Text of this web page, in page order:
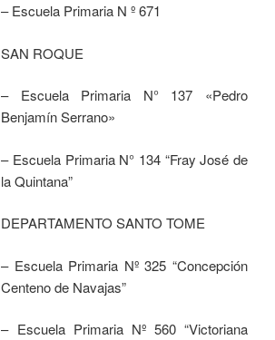
– Escuela Primaria N º 671
SAN ROQUE
– Escuela Primaria N° 137 «Pedro
Benjamín Serrano»
– Escuela Primaria N° 134 “Fray José de
la Quintana”
DEPARTAMENTO SANTO TOME
– Escuela Primaria Nº 325 “Concepción
Centeno de Navajas”
– Escuela Primaria Nº 560 “Victoriana